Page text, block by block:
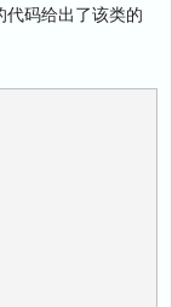
码给出了该类的